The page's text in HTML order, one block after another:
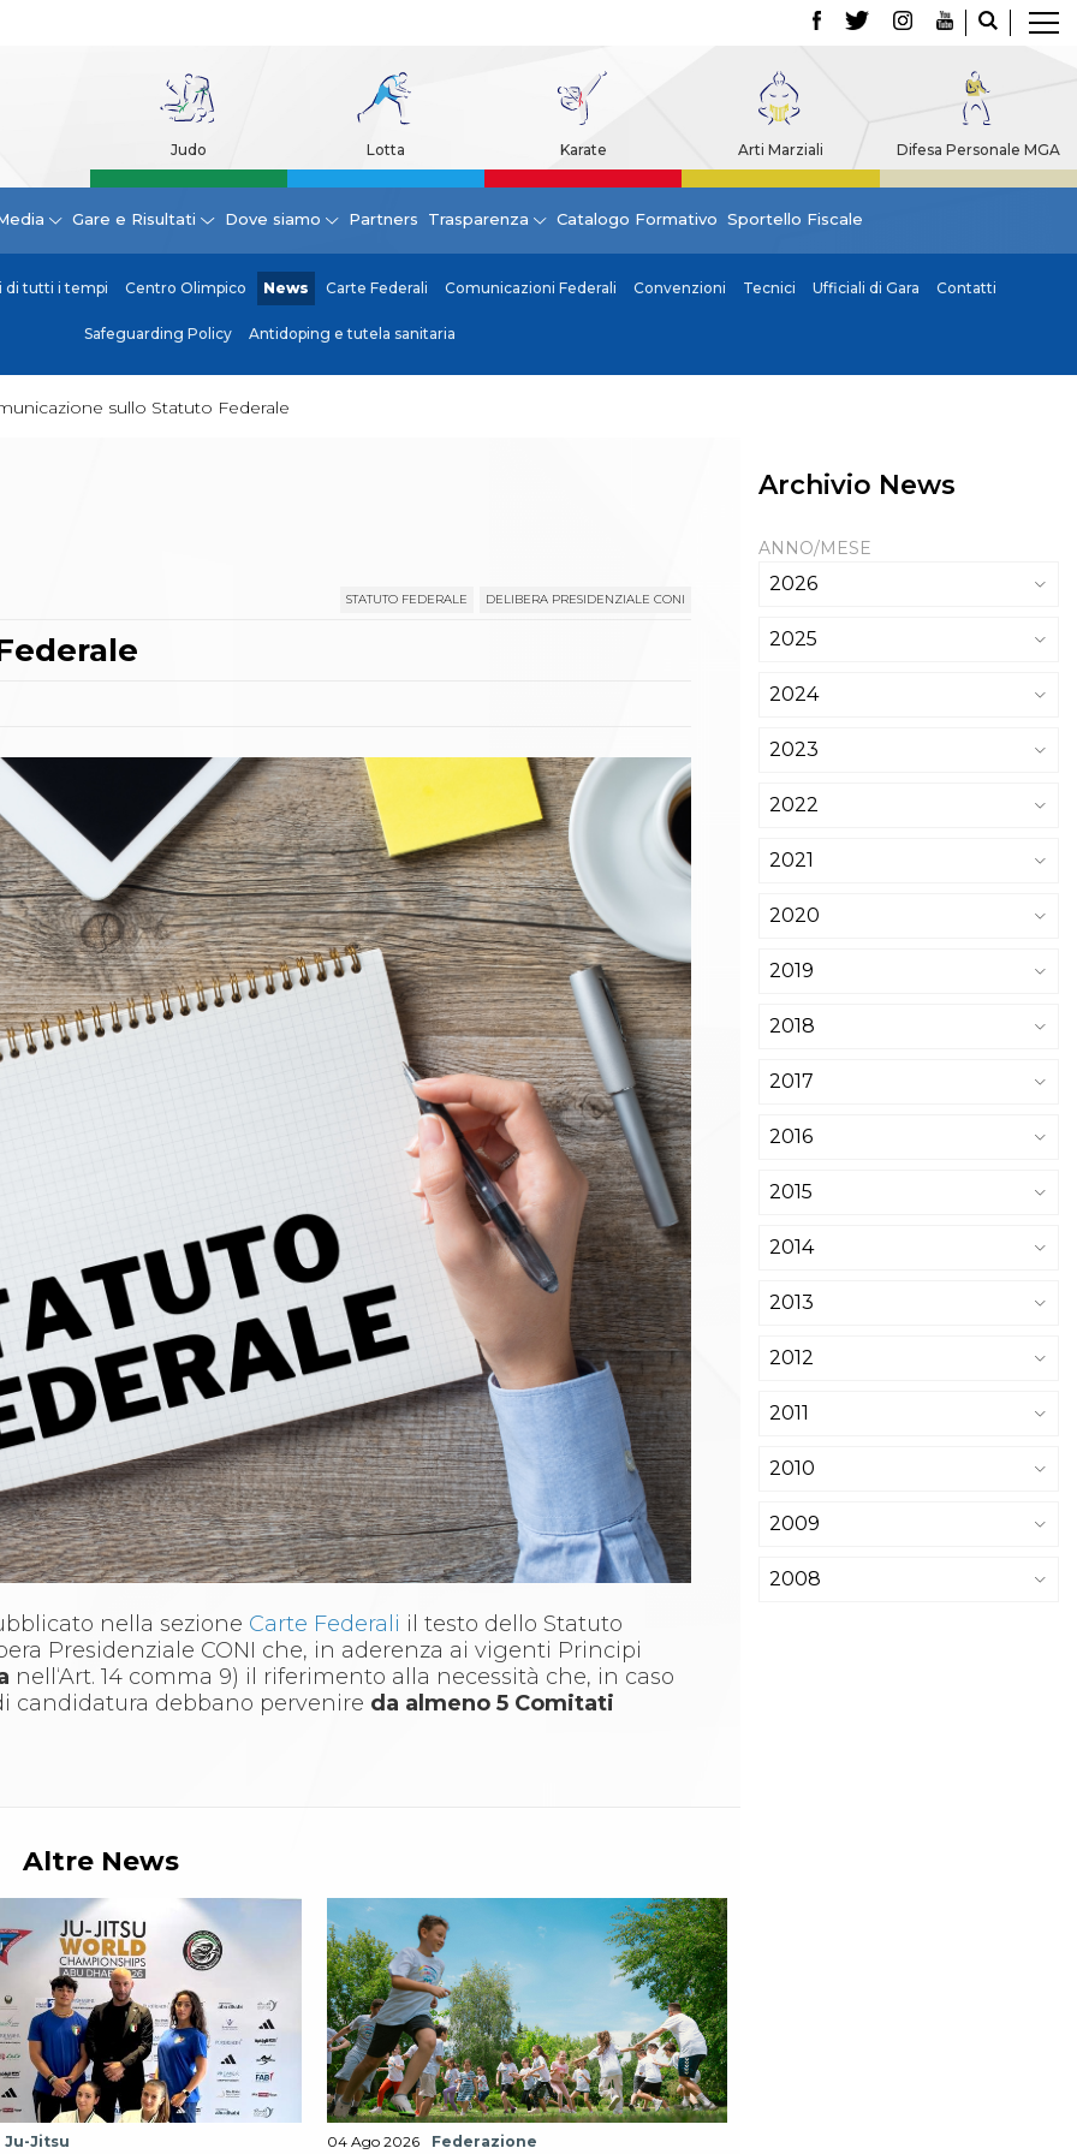
Judo Lotta Karate Arti Marziali Difesa Personale MGA
Gare e Risultati Dove siamo Partners Trasparenza Catalogo Formativo Sportello Fiscale
di tutti i tempi Centro Olimpico News Carte Federali Comunicazioni Federali Convenzioni Tecnici Ufficiali di Gara Contatti
Safeguarding Policy Antidoping e tutela sanitaria
sullo Statuto Federale
STATUTO FEDERALE DELIBERA PRESIDENZIALE CONI
nella sezione Carte Federali il testo dello Statuto
Presidenziale CONI che, in aderenza ai vigenti Principi
nell‘Art. 14 comma 9) il riferimento alla necessità che, in caso
candidatura debbano pervenire da almeno 5 Comitati
Altre News
Ju-Jitsu 04 Ago 2026 Federazione
Archivio News
ANNO/MESE
2026
2025
2024
2023
2022
2021
2020
2019
2018
2017
2016
2015
2014
2013
2012
2011
2010
2009
2008